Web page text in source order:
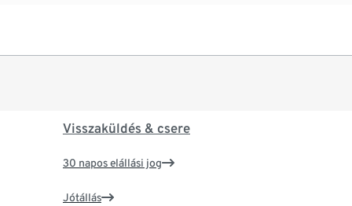
Visszaküldés & csere
30 napos elállási jog
Jótállás